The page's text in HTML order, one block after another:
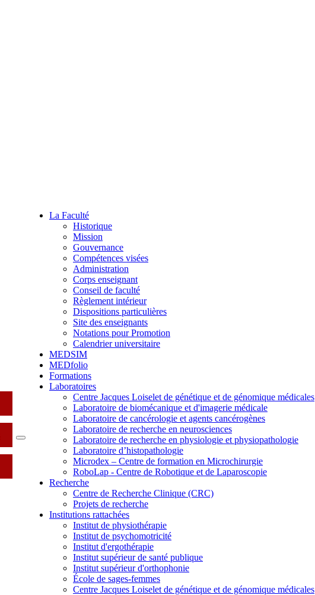
La Faculté
Historique
Mission
Gouvernance
Compétences visées
Administration
Corps enseignant
Conseil de faculté
Règlement intérieur
Dispositions particulières
Site des enseignants
Notations pour Promotion
Calendrier universitaire
MEDSIM
MEDfolio
Formations
Laboratoires
Centre Jacques Loiselet de génétique et de génomique médicales
Laboratoire de biomécanique et d'imagerie médicale
Laboratoire de cancérologie et agents cancérogènes
Laboratoire de recherche en neurosciences
Laboratoire de recherche en physiologie et physiopathologie
Laboratoire d’histopathologie
Microdex – Centre de formation en Microchirurgie
RoboLap - Centre de Robotique et de Laparoscopie
Recherche
Centre de Recherche Clinique (CRC)
Projets de recherche
Institutions rattachées
Institut de physiothérapie
Institut de psychomotricité
Institut d'ergothérapie
Institut supérieur de santé publique
Institut supérieur d'orthophonie
École de sages-femmes
Centre Jacques Loiselet de génétique et de génomique médicales